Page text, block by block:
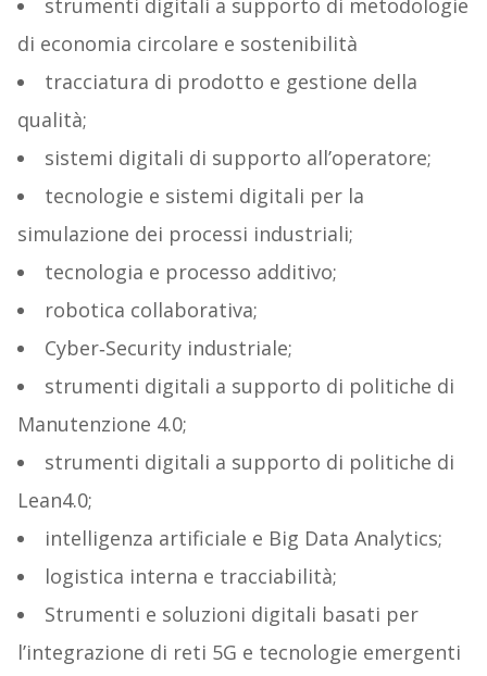
strumenti digitali a supporto di metodologie
di economia circolare e sostenibilità
tracciatura di prodotto e gestione della
qualità;
sistemi digitali di supporto all’operatore;
tecnologie e sistemi digitali per la
simulazione dei processi industriali;
tecnologia e processo additivo;
robotica collaborativa;
Cyber‐Security industriale;
strumenti digitali a supporto di politiche di
Manutenzione 4.0;
strumenti digitali a supporto di politiche di
Lean4.0;
intelligenza artificiale e Big Data Analytics;
logistica interna e tracciabilità;
Strumenti e soluzioni digitali basati per
l’integrazione di reti 5G e tecnologie emergenti